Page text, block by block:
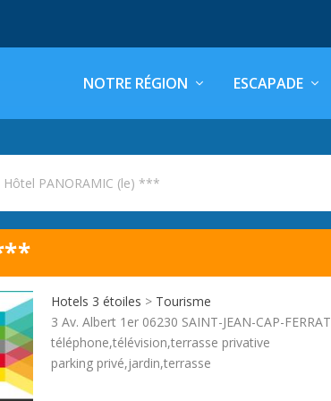
NOTRE RÉGION ESCAPADE
Hôtel PANORAMIC (le) ***
Hotels 3 étoiles > Tourisme
3 Av. Albert 1er 06230 SAINT-JEAN-CAP-FERRAT
téléphone,télévision,terrasse privative
parking privé,jardin,terrasse